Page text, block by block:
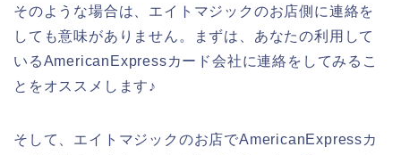
そのような場合は、エイトマジックのお店側に連絡を
しても意味がありません。まずは、あなたの利用して
いるAmericanExpressカード会社に連絡をしてみるこ
とをオススメします♪
そして、エイトマジックのお店でAmericanExpressカ